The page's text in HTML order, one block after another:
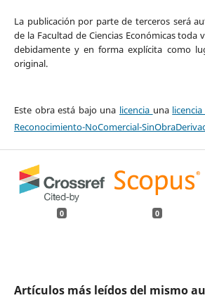
La publicación por parte de terceros será
de la Facultad de Ciencias Económicas toda
debidamente y en forma explícita como
original.
Este obra está bajo una licencia una
Reconocimiento-NoComercial-
0 0
Artículos más leídos del mismo